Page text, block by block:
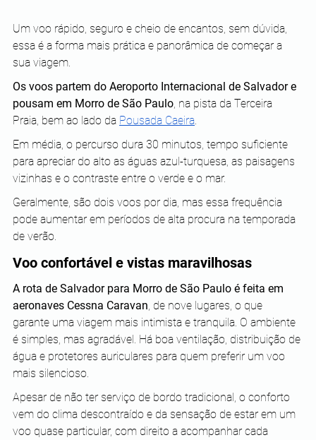
Um voo rápido, seguro e cheio de encantos, sem dúvida,
essa é a forma mais prática e panorâmica de começar a
sua viagem.
Os voos partem do Aeroporto Internacional de Salvador e
pousam em Morro de São Paulo , na pista da Terceira
Praia, bem ao lado da Pousada Caeira
Em média, o percurso dura 30 minutos, tempo suficiente
para apreciar do alto as águas azul-turquesa, as paisagens
vizinhas e o contraste entre o verde e o mar.
Geralmente, são dois voos por dia, mas essa frequência
pode aumentar em períodos de alta procura na temporada
de verão.
Voo confortável e vistas maravilhosas
A rota de Salvador para Morro de São Paulo é feita em
aeronaves Cessna Caravan , de nove lugares, o que
garante uma viagem mais intimista e tranquila. O ambiente
é simples, mas agradável. Há boa ventilação, distribuição de
água e protetores auriculares para quem preferir um voo
mais silencioso.
Apesar de não ter serviço de bordo tradicional, o conforto
vem do clima descontraído e da sensação de estar em um
voo quase particular, com direito a acompanhar cada